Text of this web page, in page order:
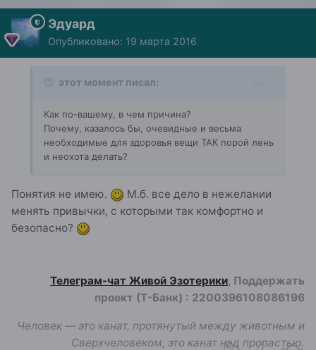
Эдуард
Опубликовано: 19 марта 2016
этот момент писал:
Как по-вашему, в чем причина?
Почему, казалось бы, очевидные и весьма
необходимые для здоровья вещи ТАК порой лень
и неохота делать?
Понятия не имею.
М.б. все дело в нежелании
менять привычки, с которыми так комфортно и
безопасно?
Телеграм-чат Живой Эзотерики, Поддержать
проект (Т-Банк) : 2200396108086196
Человек — это канат, протянутый между животным и
Сверхчеловеком, это канат над пропастью.